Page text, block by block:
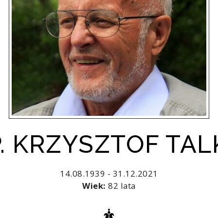
KRZYSZTOF
14.08.1939 - 31.12.2021
Wiek: 82 lata